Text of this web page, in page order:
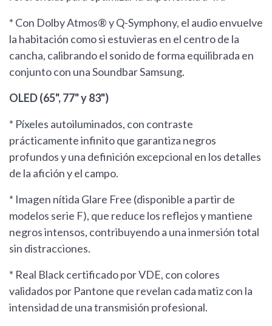
* Con Dolby Atmos® y Q-Symphony, el audio envuelve
la habitación como si estuvieras en el centro de la
cancha, calibrando el sonido de forma equilibrada en
conjunto con una Soundbar Samsung.
OLED (65", 77" y 83")
* Píxeles autoiluminados, con contraste
prácticamente infinito que garantiza negros
profundos y una definición excepcional en los detalles
de la afición y el campo.
* Imagen nítida Glare Free (disponible a partir de
modelos serie F), que reduce los reflejos y mantiene
negros intensos, contribuyendo a una inmersión total
sin distracciones.
* Real Black certificado por VDE, con colores
validados por Pantone que revelan cada matiz con la
intensidad de una transmisión profesional.